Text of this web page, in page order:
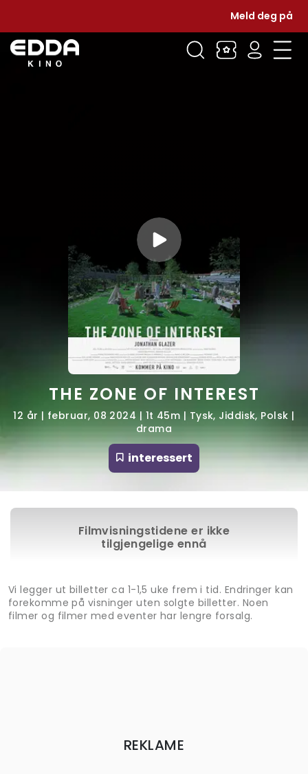
Meld deg på
THE ZONE OF INTEREST
12 år | februar, 08 2024 | 1t 45m | Tysk, Jiddisk, Polsk |
drama
interessert
Filmvisningstidene er ikke
tilgjengelige ennå
Vi legger ut billetter ca 1-1,5 uke frem i tid. Endringer kan
forekomme på visninger uten solgte billetter. Noen
filmer og filmer med eventer har lengre forsalg.
REKLAME